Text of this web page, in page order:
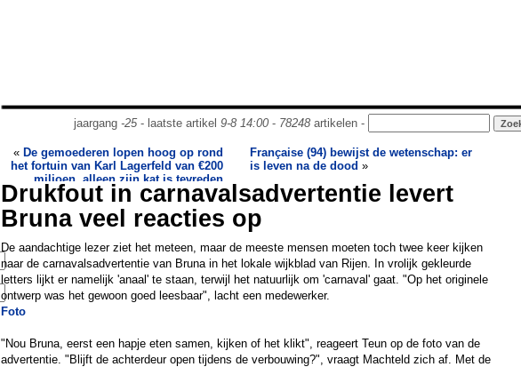
jaargang -25- laatste artikel 9-8 14:00- 78248artikelen -
« De gemoederen lopen hoog op rond
het fortuin van Karl Lagerfeld van €200
miljoen, alleen zijn kat is tevreden
Française (94) bewijst de wetenschap: er
is leven na de dood »
Drukfout in carnavalsadvertentie levert
Bruna veel reacties op
De aandachtige lezer ziet het meteen, maar de meeste mensen moeten toch twee keer kijken
naar de carnavalsadvertentie van Bruna in het lokale wijkblad van Rijen. In vrolijk gekleurde
letters lijkt er namelijk 'anaal' te staan, terwijl het natuurlijk om 'carnaval' gaat. "Op het originele
ontwerp was het gewoon goed leesbaar", lacht een medewerker.
Foto
"Nou Bruna, eerst een hapje eten samen, kijken of het klikt", reageert Teun op de foto van de
advertentie. "Blijft de achterdeur open tijdens de verbouwing?", vraagt Machteld zich af. Met de